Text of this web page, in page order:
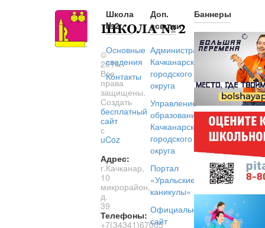
©
2014.
Все
права
защищены.
Создать
бесплатный
сайт
с
uCoz
Адрес:
г.Качканар,
10
микрорайон,
д.
39
Телефоны:
+7(34341)67005
Школа
№2
Основные
сведения
Контакты
Доп.
ссылки
Администрация
Качканарского
городского
округа
Управление
образованием
Качканарского
городского
округа
Портал
«Уральские
каникулы»
Официальный
сайт
Баннеры